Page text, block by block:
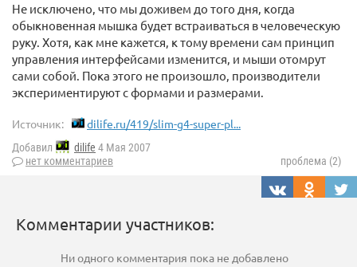
Не исключено, что мы доживем до того дня, когда
обыкновенная мышка будет встраиваться в человеческую
руку. Хотя, как мне кажется, к тому времени сам принцип
управления интерфейсами изменится, и мыши отомрут
сами собой. Пока этого не произошло, производители
экспериментируют с формами и размерами.
Источник: dilife.ru/419/slim-g4-super-pl...
Добавил dilife 4 Мая 2007
нет комментариев
проблема (2)
Комментарии участников:
Ни одного комментария пока не добавлено